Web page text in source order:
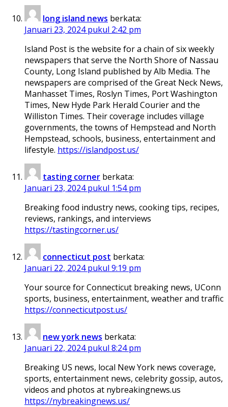
long island news berkata:
Januari 23, 2024 pukul 2:42 pm
Island Post is the website for a chain of six weekly
newspapers that serve the North Shore of Nassau
County, Long Island published by Alb Media. The
newspapers are comprised of the Great Neck News,
Manhasset Times, Roslyn Times, Port Washington
Times, New Hyde Park Herald Courier and the
Williston Times. Their coverage includes village
governments, the towns of Hempstead and North
Hempstead, schools, business, entertainment and
lifestyle. https://islandpost.us/
tasting corner berkata:
Januari 23, 2024 pukul 1:54 pm
Breaking food industry news, cooking tips, recipes,
reviews, rankings, and interviews
https://tastingcorner.us/
connecticut post berkata:
Januari 22, 2024 pukul 9:19 pm
Your source for Connecticut breaking news, UConn
sports, business, entertainment, weather and traffic
https://connecticutpost.us/
new york news berkata:
Januari 22, 2024 pukul 8:24 pm
Breaking US news, local New York news coverage,
sports, entertainment news, celebrity gossip, autos,
videos and photos at nybreakingnews.us
https://nybreakingnews.us/